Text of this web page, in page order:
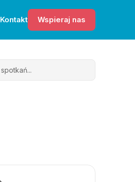
Kontakt Wspieraj nas